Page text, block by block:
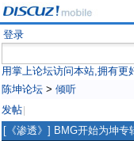
登录
用掌上论坛访问本站,拥有更
陈坤论坛 > 倾听
发帖
[《渗透》] BMG开始为坤专